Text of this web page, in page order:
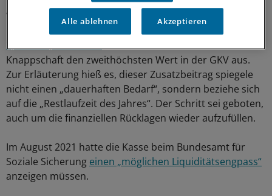
Wie bereits berichtet, kletterte bei der BKK24 (rund
110.000 Versicherte) der
Zusatzbeitrag zum April von
3,25 auf 4,39 Prozent. Damit weist die Kasse nach der
Knappschaft den zweithöchsten Wert in der GKV aus.
Zur Erläuterung hieß es, dieser Zusatzbeitrag spiegele
nicht einen „dauerhaften Bedarf“, sondern beziehe sich
auf die „Restlaufzeit des Jahres“. Der Schritt sei geboten,
auch um die finanziellen Rücklagen wieder aufzufüllen.
Im August 2021 hatte die Kasse beim Bundesamt für
Soziale Sicherung einen „möglichen Liquiditätsengpass“
anzeigen müssen.
Alle ablehnen Akzeptieren